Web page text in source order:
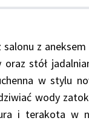
z
stół
w stylu
wody
i terakota w